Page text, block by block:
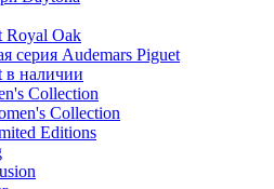
Royal Oak
серия Audemars Piguet
в наличии
Collection
Collection
Editions